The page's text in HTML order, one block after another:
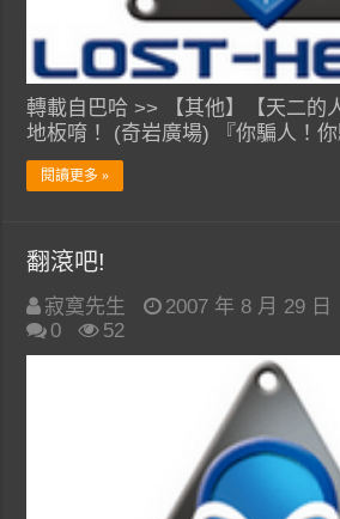
轉載自巴哈 >> 【其他】【天二
地板唷！ (奇岩廣場) 『你騙人！
閱讀更多 »
翻滾吧!
寂寞先生 2007 年 8 月 29 日
0
52